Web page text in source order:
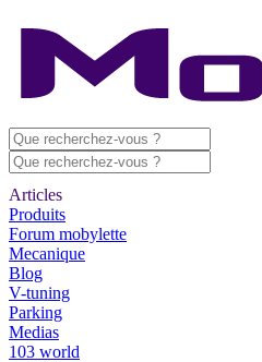
Articles
Produits
Forum mobylette
Mecanique
Blog
V-tuning
Parking
Medias
103 world